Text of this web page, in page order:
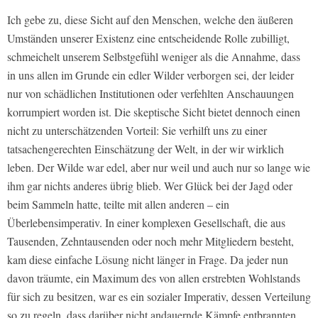
Ich gebe zu, diese Sicht auf den Menschen, welche den äußeren
Umständen unserer Existenz eine entscheidende Rolle zubilligt,
schmeichelt unserem Selbstgefühl weniger als die Annahme, dass
in uns allen im Grunde ein edler Wilder verborgen sei, der leider
nur von schädlichen Institutionen oder verfehlten Anschauungen
korrumpiert worden ist. Die skeptische Sicht bietet dennoch einen
nicht zu unterschätzenden Vorteil: Sie verhilft uns zu einer
tatsachengerechten Einschätzung der Welt, in der wir wirklich
leben. Der Wilde war edel, aber nur weil und auch nur so lange wie
ihm gar nichts anderes übrig blieb. Wer Glück bei der Jagd oder
beim Sammeln hatte, teilte mit allen anderen – ein
Überlebensimperativ. In einer komplexen Gesellschaft, die aus
Tausenden, Zehntausenden oder noch mehr Mitgliedern besteht,
kam diese einfache Lösung nicht länger in Frage. Da jeder nun
davon träumte, ein Maximum des von allen erstrebten Wohlstands
für sich zu besitzen, war es ein sozialer Imperativ, dessen Verteilung
so zu regeln, dass darüber nicht andauernde Kämpfe entbrannten.